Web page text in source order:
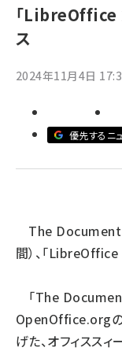
drupal
genai
「LibreOffice
ス
2024年11月4日
優先するニ
The
間）、「LibreOffice
「The
OpenOffice.org
げた、オフィスス